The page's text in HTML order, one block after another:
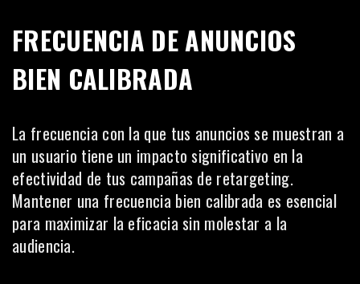
FRECUENCIA DE ANUNCIOS
BIEN CALIBRADA
La frecuencia con la que tus anuncios se muestran a
un usuario tiene un impacto significativo en la
efectividad de tus campañas de retargeting.
Mantener una frecuencia bien calibrada es esencial
para maximizar la eficacia sin molestar a la
audiencia.